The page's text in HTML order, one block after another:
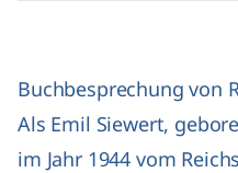
Buchbesprechung von
Als Emil Siewert,
im Jahr 1944 vom